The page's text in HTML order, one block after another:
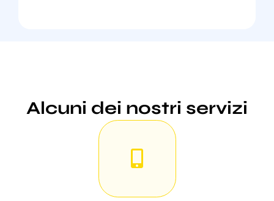
Alcuni dei nostri servizi